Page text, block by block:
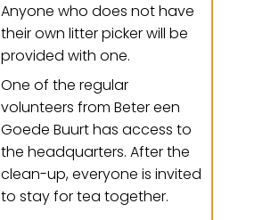
Anyone who does not have
their own litter picker will be
provided with one.
One of the regular
volunteers from Beter een
Goede Buurt has access to
the headquarters. After the
clean-up, everyone is invited
to stay for tea together.